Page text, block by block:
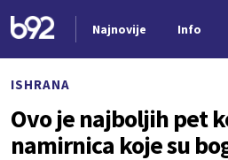
Najnovije Info
ISHRANA
Ovo je najboljih pet
namirnica koje su